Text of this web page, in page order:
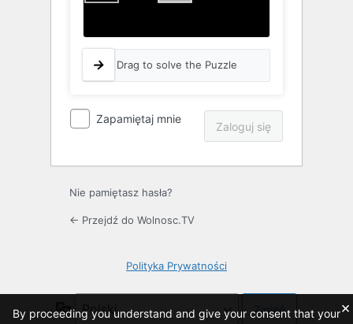
Drag to solve the Puzzle
Zapamiętaj mnie
Nie pamiętasz hasła?
← Przejdź do Wolnosc.TV
Polityka Prywatności
Język
By proceeding you understand and give your consent that your×